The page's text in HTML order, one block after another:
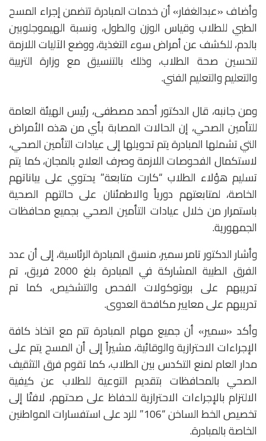
وأضاف «عبدالغفار» أن خدمات المبادرة تتضمن إجراء المسح
الطبي للطلاب وقياس الوزن والطول، ونسبة الهيموجلوبين
بالدم، للكشف عن أمراض سوء التغذية، ووضع الآليات اللازمة
لتحسين صحة الطلاب، وذلك بالتنسيق مع وزارة التربية
والتعليم والتعليم الفني.
ومن جانبه، قال الدكتور أحمد مصطفى، رئيس الهيئة العامة
للتأمين الصحي، إن الحالات المصابة بأي من هذه الأمراض
التي تشملها المبادرة يتم تحويلها إلى عيادات التأمين الصحي،
لاستكمال الفحوصات اللازمة وصرف العلاج بالمجان، كما يتم
تسليم هؤلاء الطلاب “كارت متابعة” يحتوي على بياناتهم
الخاصة، لمتابعتهم دورياً والاطمئنان على حالتهم الصحية
باستمرار من خلال عيادات التأمين الصحي بجميع محافظات
الجمهورية.
وأشار الدكتور تامر سمير، منسق المبادرة الرئاسية، إلى أن عدد
الفرق الطبية المشاركة في المبادرة بلغ 2000 فريق، تم
تدريبهم على بروتوكولات الفحص والتشخيص، كما تم
تدريبهم على معايير مكافحة العدوى.
وأكد «سمير» أن جميع مهام المبادرة تتم مع اتخاذ كافة
الإجراءات الاحترازية والوقائية، مشيراً إلى أن المسح يتم على
مدار العام لمنع التكدس بين الطلاب، كما تقوم فرق التثقيف
الصحي بالمحافظات بتقديم التوعية للطلاب عن كيفية
الالتزام بالإجراءات الاحترازية للحفاظ على صحتهم، لافتًا إلى
تخصيص الخط الساخن “106” للرد على استفسارات المواطنين
الخاصة بالمبادرة.